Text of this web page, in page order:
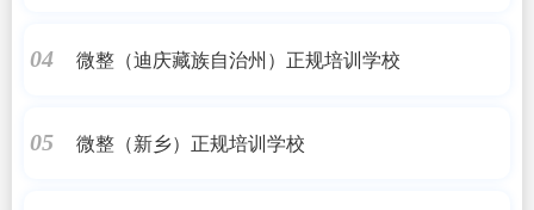
04 微整（迪庆藏族自治州）正规培训学校
05 微整（新乡）正规培训学校